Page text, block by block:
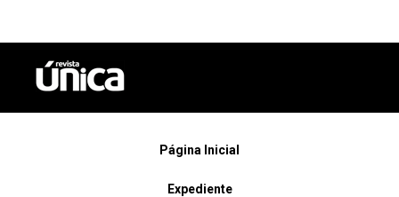
Página Inicial
Expediente